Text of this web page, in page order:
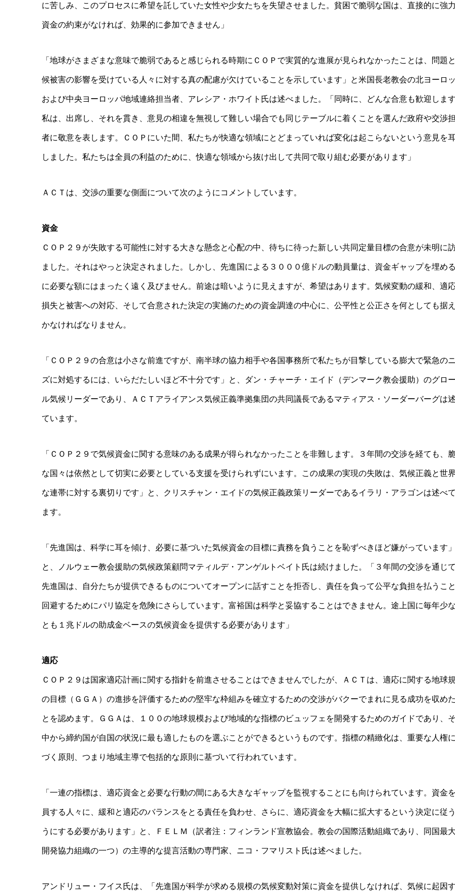
に苦しみ、このプロセスに希望を託していた女性や少女たちを失望させました。貧困で脆弱な国は、直接的に強
資金の約束がなければ、効果的に参加できません」
「地球がさまざまな意味で脆弱であると感じられる時期にＣＯＰで実質的な進展が見られなかったことは、問題
候被害の影響を受けている人々に対する真の配慮が欠けていることを示しています」と米国長老教会の北ヨーロ
および中央ヨーロッパ地域連絡担当者、アレシア・ホワイト氏は述べました。「同時に、どんな合意も歓迎します
私は、出席し、それを貫き、意見の相違を無視して難しい場合でも同じテーブルに着くことを選んだ政府や交渉
者に敬意を表します。ＣＯＰにいた間、私たちが快適な領域にとどまっていれば変化は起こらないという意見を
しました。私たちは全員の利益のために、快適な領域から抜け出して共同で取り組む必要があります」
ＡＣＴは、交渉の重要な側面について次のようにコメントしています。
資金
ＣＯＰ２９が失敗する可能性に対する大きな懸念と心配の中、待ちに待った新しい共同定量目標の合意が未明に
ました。それはやっと決定されました。しかし、先進国による３０００億ドルの動員量は、資金ギャップを埋め
に必要な額にはまったく遠く及びません。前途は暗いように見えますが、希望はあります。気候変動の緩和、適応
損失と被害への対応、そして合意された決定の実施のための資金調達の中心に、公平性と公正さを何としても据
かなければなりません。
「ＣＯＰ２９の合意は小さな前進ですが、南半球の協力相手や各国事務所で私たちが目撃している膨大で緊急の
ズに対処するには、いらだたしいほど不十分です」と、ダン・チャーチ・エイド（デンマーク教会援助）のグロ
ル気候リーダーであり、ＡＣＴアライアンス気候正義準拠集団の共同議長であるマティアス・ソーダーバーグは
ています。
「ＣＯＰ２９で気候資金に関する意味のある成果が得られなかったことを非難します。３年間の交渉を経ても、
な国々は依然として切実に必要としている支援を受けられずにいます。この成果の実現の失敗は、気候正義と世
な連帯に対する裏切りです」と、クリスチャン・エイドの気候正義政策リーダーであるイラリ・アラゴンは述べ
ます。
「先進国は、科学に耳を傾け、必要に基づいた気候資金の目標に責務を負うことを恥ずべきほど嫌がっています」
と、ノルウェー教会援助の気候政策顧問マティルデ・アンゲルトベイト氏は続けました。「３年間の交渉を通じて
先進国は、自分たちが提供できるものについてオープンに話すことを拒否し、責任を負って公平な負担を払うこ
回避するためにパリ協定を危険にさらしています。富裕国は科学と妥協することはできません。途上国に毎年少な
とも１兆ドルの助成金ベースの気候資金を提供する必要があります」
適応
ＣＯＰ２９は国家適応計画に関する指針を前進させることはできませんでしたが、ＡＣＴは、適応に関する地球
の目標（ＧＧＡ）の進捗を評価するための堅牢な枠組みを確立するための交渉がバクーでまれに見る成功を収め
とを認めます。ＧＧＡは、１００の地球規模および地域的な指標のビュッフェを開発するためのガイドであり、
中から締約国が自国の状況に最も適したものを選ぶことができるというものです。指標の精緻化は、重要な人権
づく原則、つまり地域主導で包括的な原則に基づいて行われています。
「一連の指標は、適応資金と必要な行動の間にある大きなギャップを監視することにも向けられています。資金
員する人々に、緩和と適応のバランスをとる責任を負わせ、さらに、適応資金を大幅に拡大するという決定に従
うにする必要があります」と、ＦＥＬＭ（訳者注：フィンランド宣教協会。教会の国際活動組織であり、同国最
開発協力組織の一つ）の主導的な提言活動の専門家、ニコ・フマリスト氏は述べました。
アンドリュー・フイス氏は、「先進国が科学が求める規模の気候変動対策に資金を提供しなければ、気候に起因